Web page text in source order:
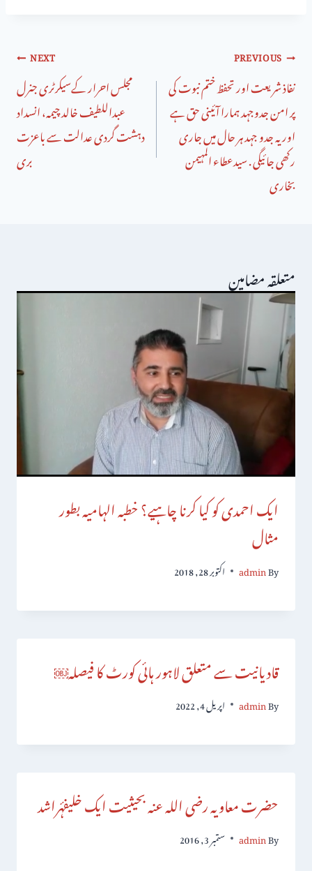
PREVIOUS
نفاذ شریعت اور تحفظ ختم نبوت کی
پر امن جدوجہد ہمارا آئینی حق ہے
اور یہ جدو جہد ہر حال میں جاری
رکھی جائیگی . سیدعطاء المہیمن
بخاری
NEXT
مجلس احرار کےسیکرٹری جنرل
عبداللطیف خالد چیمہ، انسداد
دہشت گردی عدالت سے باعزت
بری
متعلقہ مضامین
ایک احمدی کو کیا کرنا چاہیے؟ خطبہ الہامیہ بطور
مثال
By
admin اکتوبر 28, 2018
قادیانیت سے متعلق لاہور ہائی کورٹ کا فیصلہ￼
By
admin اپریل 4, 2022
حضرت معاویہ رضی اللہ عنہ بحیثیت ایک خلیفۂراشد
By
admin ستمبر 3, 2016